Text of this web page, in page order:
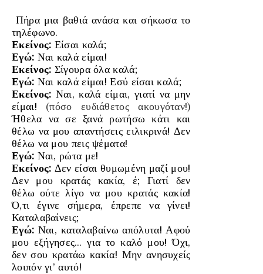
Πήρα μια βαθιά ανάσα και σήκωσα το
τηλέφωνο.
Εκείνος: Είσαι καλά;
Εγώ: Ναι καλά είμαι!
Εκείνος: Σίγουρα όλα καλά;
Εγώ: Ναι καλά είμαι! Εσύ είσαι καλά;
Εκείνος: Ναι, καλά είμαι, γιατί να μην
είμαι! (πόσο ευδιάθετος ακουγόταν!)
Ήθελα να σε ξανά ρωτήσω κάτι και
θέλω να μου απαντήσεις ειλικρινά! Δεν
θέλω να μου πεις ψέματα!
Εγώ: Ναι, ρώτα με!
Εκείνος: Δεν είσαι θυμωμένη μαζί μου!
Δεν μου κρατάς κακία, έ; Γιατί δεν
θέλω ούτε λίγο να μου κρατάς κακία!
Ό,τι έγινε σήμερα, έπρεπε να γίνει!
Καταλαβαίνεις;
Εγώ: Ναι, καταλαβαίνω απόλυτα! Αφού
μου εξήγησες… για το καλό μου! Όχι,
δεν σου κρατάω κακία! Μην ανησυχείς
λοιπόν γι’ αυτό!